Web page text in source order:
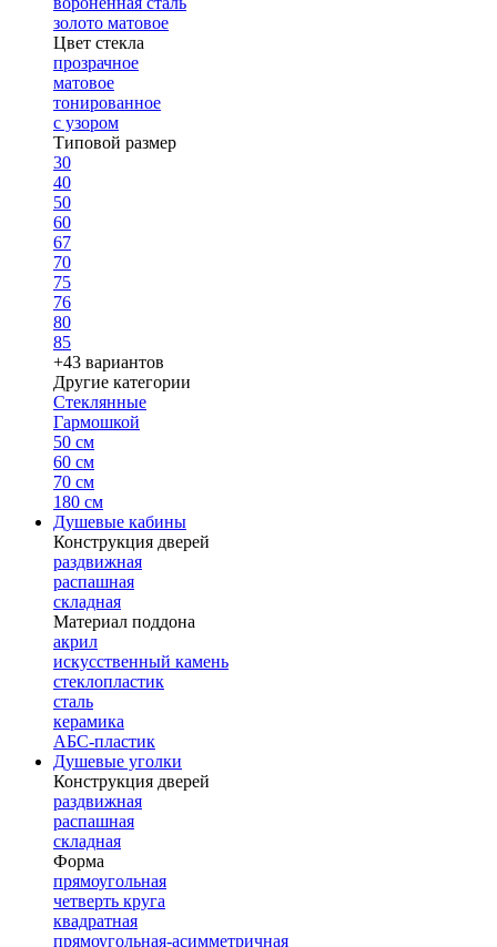
золото матовое
Цвет стекла
прозрачное
матовое
тонированное
с узором
Типовой размер
30
40
50
60
67
70
75
76
80
85
+43 вариантов
Другие категории
Стеклянные
Гармошкой
50 см
60 см
70 см
180 см
Душевые кабины
Конструкция дверей
раздвижная
распашная
складная
Материал поддона
акрил
искусственный камень
стеклопластик
сталь
керамика
АБС-пластик
Душевые уголки
Конструкция дверей
раздвижная
распашная
складная
Форма
прямоугольная
четверть круга
квадратная
прямоугольная-асимметричная